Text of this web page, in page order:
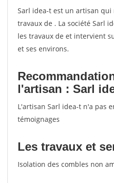
Sarl idea-t est un artisan qui
travaux de . La société Sarl
les travaux de et intervient
et ses environs.
l'artisan : Sarl
L'artisan Sarl idea-t n'a pas
témoignages
Les travaux et
Isolation des combles non